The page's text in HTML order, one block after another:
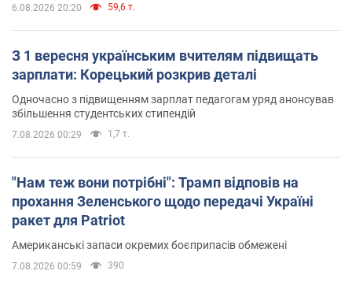
6.08.2026 20:20 59,6 т.
З 1 вересня українським вчителям підвищать
зарплати: Корецький розкрив деталі
Одночасно з підвищенням зарплат педагогам уряд анонсував
збільшення студентських стипендій
7.08.2026 00:29 1,7 т.
"Нам теж вони потрібні": Трамп відповів на
прохання Зеленського щодо передачі Україні
ракет для Patriot
Американські запаси окремих боєприпасів обмежені
7.08.2026 00:59 390